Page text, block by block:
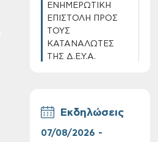
ΕΝΗΜΕΡΩΤΙΚΗ
ΕΠΙΣΤΟΛΗ ΠΡΟΣ
ΤΟΥΣ
ΚΑΤΑΝΑΛΩΤΕΣ
ΤΗΣ Δ.Ε.Υ.Α.
Εκδηλώσεις
07/08/2026 -